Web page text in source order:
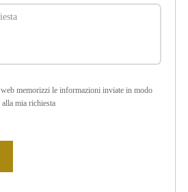
memorizzi le informazioni inviate in modo
mia richiesta